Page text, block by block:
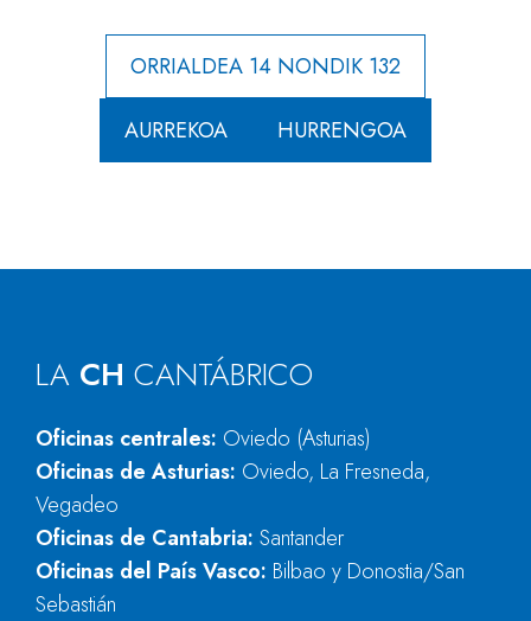
ORRIALDEA 14 NONDIK 132
AURREKOA HURRENGOA
LA CH CANTÁBRICO
Oficinas centrales: Oviedo (Asturias)
Oficinas de Asturias: Oviedo, La Fresneda,
Vegadeo
Oficinas de Cantabria: Santander
Oficinas del País Vasco: Bilbao y Donostia/San
Sebastián